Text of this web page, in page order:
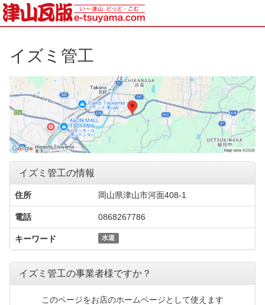
イズミ管工
イズミ管工の情報
住所 岡山県津山市河面408-1
電話 0868267786
キーワード 水道
イズミ管工の事業者様ですか？
このページをお店のホームページとして使えます